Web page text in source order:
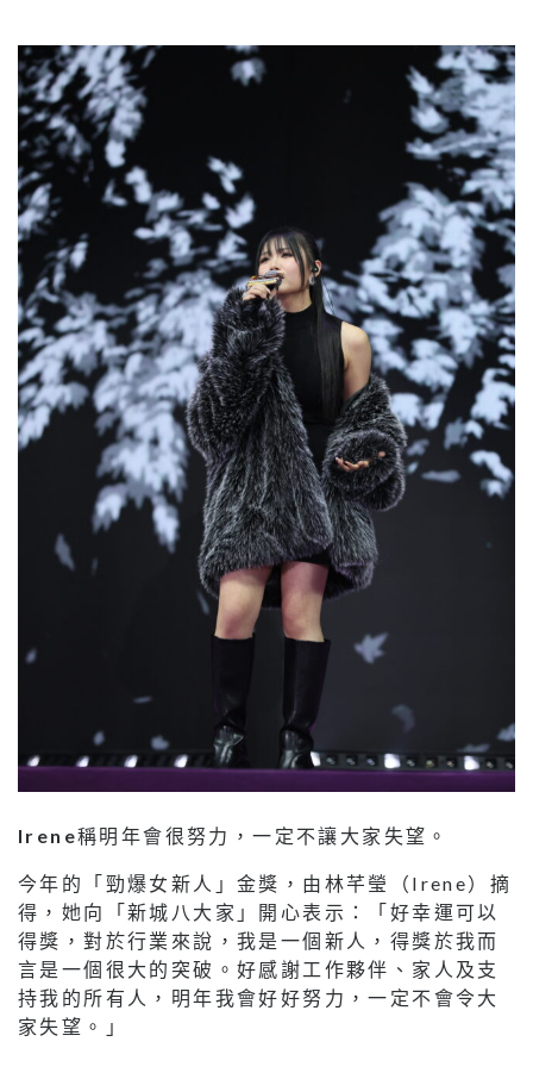
Irene稱明年會很努力，一定不讓大家失望。
今年的「勁爆女新人」金獎，由林芊瑩（Irene）摘
得，她向「新城八大家」開心表示：「好幸運可以
得獎，對於行業來說，我是一個新人，得獎於我而
言是一個很大的突破。好感謝工作夥伴、家人及支
持我的所有人，明年我會好好努力，一定不會令大
家失望。」